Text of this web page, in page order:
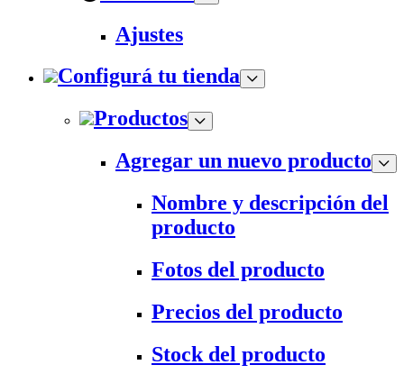
Ajustes
Configurá tu tienda
Productos
Agregar un nuevo producto
Nombre y descripción del
producto
Fotos del producto
Precios del producto
Stock del producto